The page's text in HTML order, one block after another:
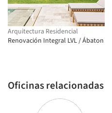
Arquitectura Residencial
Renovación Integral LVL / Ábaton
Oficinas relacionadas